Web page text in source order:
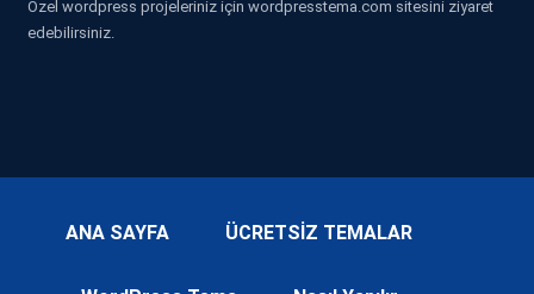
Özel wordpress projeleriniz için wordpresstema.com sitesini ziyaret
edebilirsiniz.
ANA SAYFA ÜCRETSİZ TEMALAR